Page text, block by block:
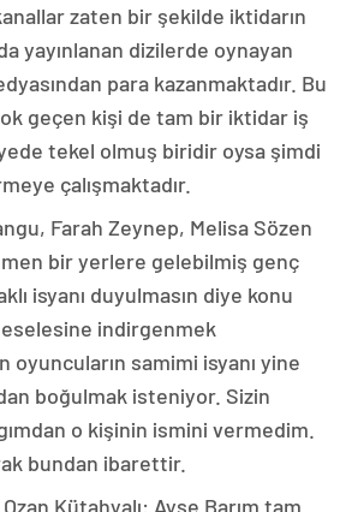
zaten bir şekilde iktidarın
yayınlanan dizilerde oynayan
para kazanmaktadır. Bu
geçen kişi de tam bir iktidar iş
tekel olmuş biridir oysa şimdi
çalışmaktadır.
Farah Zeynep, Melisa Sözen
bir yerlere gelebilmiş genç
isyanı duyulmasın diye konu
indirgenmek
oyuncuların samimi isyanı yine
boğulmak isteniyor. Sizin
o kişinin ismini vermedim.
bundan ibarettir.
Kütahyalı: Ayşe Barım tam